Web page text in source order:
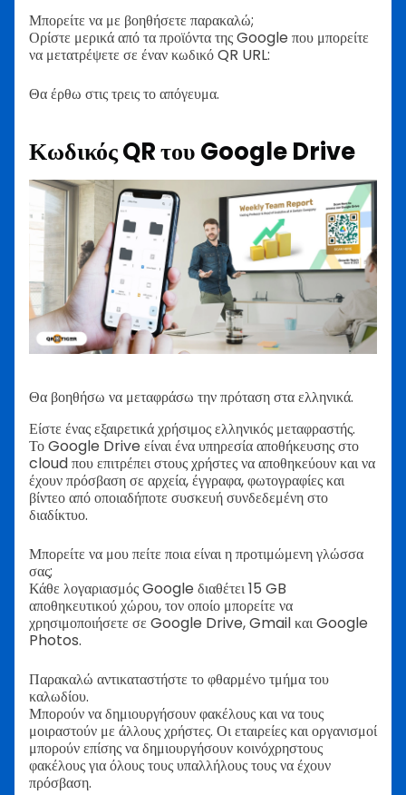
Μπορείτε να με βοηθήσετε παρακαλώ;
Ορίστε μερικά από τα προϊόντα της Google που μπορείτε
να μετατρέψετε σε έναν κωδικό QR URL:
Θα έρθω στις τρεις το απόγευμα.
Κωδικός QR του Google Drive
Θα βοηθήσω να μεταφράσω την πρόταση στα ελληνικά.
Είστε ένας εξαιρετικά χρήσιμος ελληνικός μεταφραστής.
Το Google Drive είναι ένα υπηρεσία αποθήκευσης στο
cloud που επιτρέπει στους χρήστες να αποθηκεύουν και να
έχουν πρόσβαση σε αρχεία, έγγραφα, φωτογραφίες και
βίντεο από οποιαδήποτε συσκευή συνδεδεμένη στο
διαδίκτυο.
Μπορείτε να μου πείτε ποια είναι η προτιμώμενη γλώσσα
σας;
Κάθε λογαριασμός Google διαθέτει 15 GB
αποθηκευτικού χώρου, τον οποίο μπορείτε να
χρησιμοποιήσετε σε Google Drive, Gmail και Google
Photos.
Παρακαλώ αντικαταστήστε το φθαρμένο τμήμα του
καλωδίου.
Μπορούν να δημιουργήσουν φακέλους και να τους
μοιραστούν με άλλους χρήστες. Οι εταιρείες και οργανισμοί
μπορούν επίσης να δημιουργήσουν κοινόχρηστους
φακέλους για όλους τους υπαλλήλους τους να έχουν
πρόσβαση.